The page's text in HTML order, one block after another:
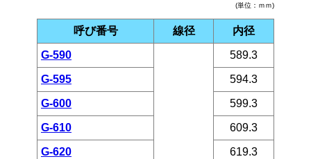
(単位：ｍｍ)
呼び番号 線径 内径
G-590 589.3
G-595 594.3
G-600 599.3
G-610 609.3
G-620 619.3